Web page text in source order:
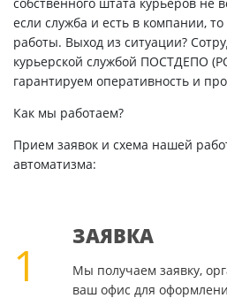
если служба и есть в компании,
работы. Выход из ситуации?
курьерской службой ПОСТДЕПО
гарантируем оперативность и
Как мы работаем?
Прием заявок и схема нашей
автоматизма:
1
ЗАЯВКА
Мы получаем заявку,
ваш офис для